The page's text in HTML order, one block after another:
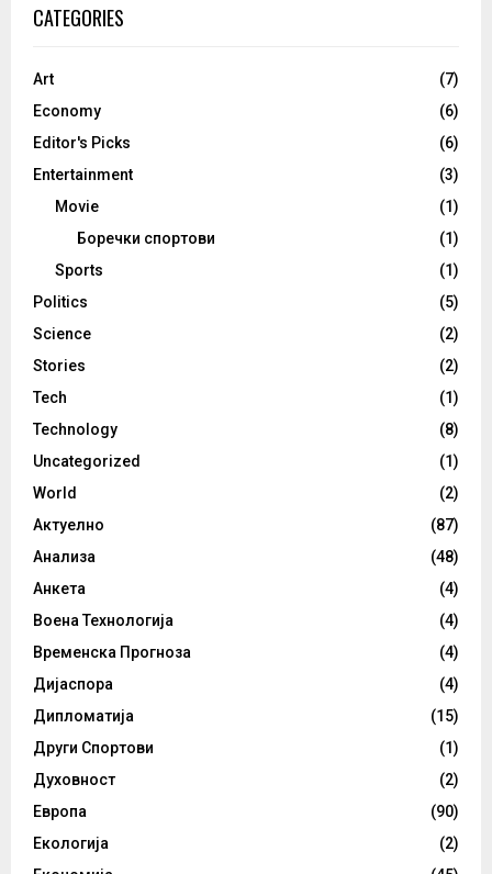
CATEGORIES
Art
(7)
Economy
(6)
Editor's Picks
(6)
Entertainment
(3)
Movie
(1)
Боречки спортови
(1)
Sports
(1)
Politics
(5)
Science
(2)
Stories
(2)
Tech
(1)
Technology
(8)
Uncategorized
(1)
World
(2)
Актуелно
(87)
Анализа
(48)
Анкета
(4)
Воена Технологија
(4)
Временска Прогноза
(4)
Дијаспора
(4)
Дипломатија
(15)
Други Спортови
(1)
Духовност
(2)
Европа
(90)
Екологија
(2)